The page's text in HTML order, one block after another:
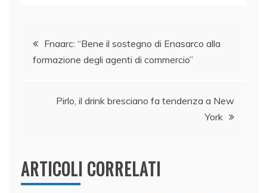
b
o
k
dI
n
A
p
vi
di
Navigazione
articoli
Fnaarc: “Bene il sostegno di Enasarco alla
formazione degli agenti di commercio”
Pirlo, il drink bresciano fa tendenza a New
York
ARTICOLI CORRELATI